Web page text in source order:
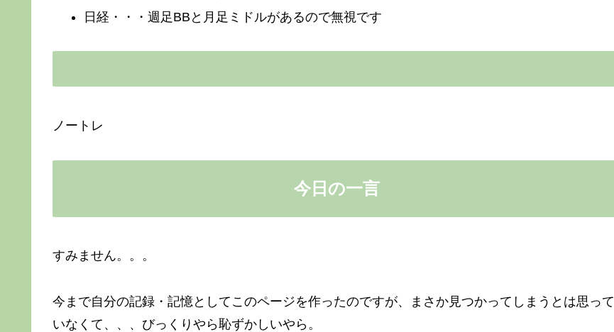
日経・・・週足BBと月足ミドルがあるので無視です
ノートレ
今日の一言
すみません。。。
今まで自分の記録・記憶としてこのページを作ったのですが、まさか見つかってしまうとは思って
いなくて、、、びっくりやら恥ずかしいやら。